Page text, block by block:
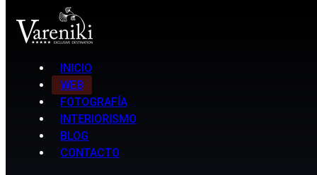
INICIO
WEB
FOTOGRAFÍA
INTERIORISMO
BLOG
CONTACTO